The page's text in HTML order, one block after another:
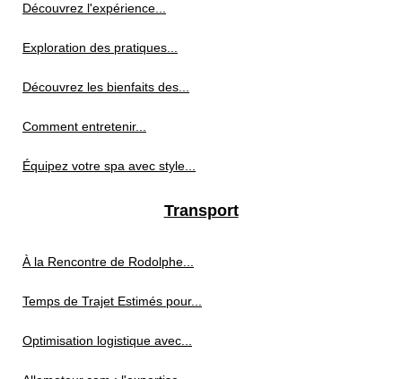
Découvrez l'expérience...
Exploration des pratiques...
Découvrez les bienfaits des...
Comment entretenir...
Équipez votre spa avec style...
Transport
À la Rencontre de Rodolphe...
Temps de Trajet Estimés pour...
Optimisation logistique avec...